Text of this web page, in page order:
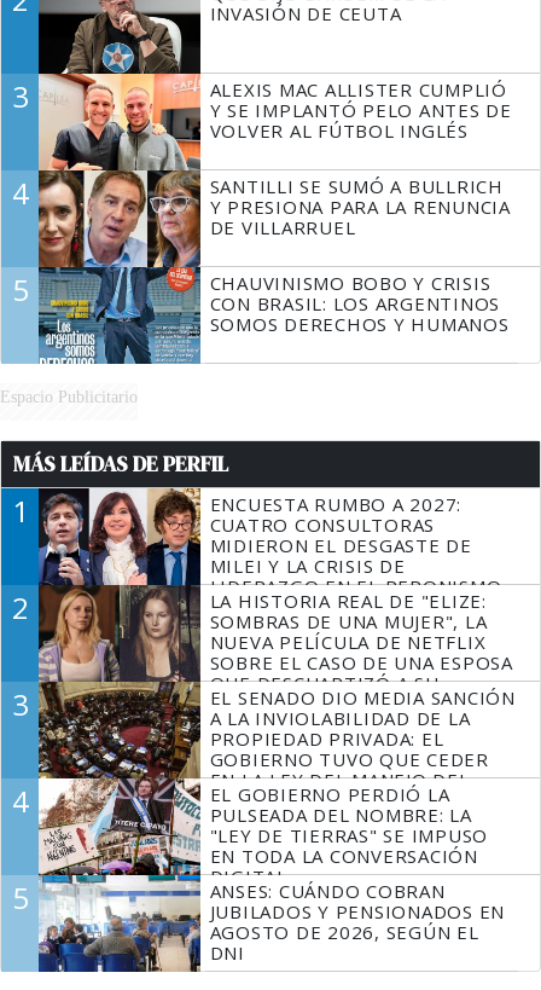
INVASIÓN DE CEUTA
3
ALEXIS MAC ALLISTER CUMPLIÓ
Y SE IMPLANTÓ PELO ANTES DE
VOLVER AL FÚTBOL INGLÉS
4
SANTILLI SE SUMÓ A BULLRICH
Y PRESIONA PARA LA RENUNCIA
DE VILLARRUEL
5
CHAUVINISMO BOBO Y CRISIS
CON BRASIL: LOS ARGENTINOS
SOMOS DERECHOS Y HUMANOS
Espacio Publicitario
MÁS LEÍDAS DE PERFIL
1
ENCUESTA RUMBO A 2027:
CUATRO CONSULTORAS
MIDIERON EL DESGASTE DE
MILEI Y LA CRISIS DE
LIDERAZGO EN EL PERONISMO
2
LA HISTORIA REAL DE "ELIZE:
SOMBRAS DE UNA MUJER", LA
NUEVA PELÍCULA DE NETFLIX
SOBRE EL CASO DE UNA ESPOSA
QUE DESCUARTIZÓ A SU
MARIDO
3
EL SENADO DIO MEDIA SANCIÓN
A LA INVIOLABILIDAD DE LA
PROPIEDAD PRIVADA: EL
GOBIERNO TUVO QUE CEDER
EN LA LEY DEL MANEJO DEL
FUEGO
4
EL GOBIERNO PERDIÓ LA
PULSEADA DEL NOMBRE: LA
"LEY DE TIERRAS" SE IMPUSO
EN TODA LA CONVERSACIÓN
DIGITAL
5
ANSES: CUÁNDO COBRAN
JUBILADOS Y PENSIONADOS EN
AGOSTO DE 2026, SEGÚN EL
DNI